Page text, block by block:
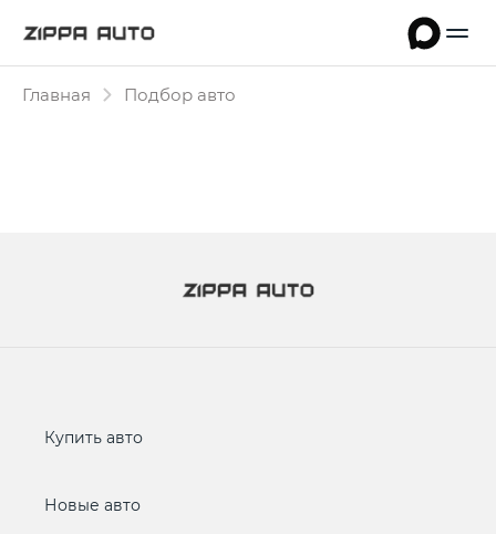
Главная Подбор авто
Купить авто
Новые авто